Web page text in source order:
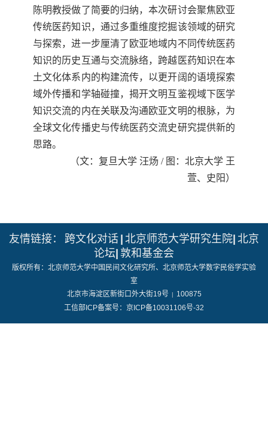
陈明教授做了简要的归纳，本次研讨会聚焦欧亚
传统医药知识，通过多重维度挖掘该领域的研究
与探索，进一步厘清了欧亚地域内不同传统医药
知识的历史互通与交流脉络，跨越医药知识在本
土文化体系内的构建流传，以更开阔的语境探索
域外传播和学轴碰撞，揭开文明互鉴视域下医学
知识交流的内在关联及沟通欧亚文明的根脉，为
全球文化传播史与传统医药交流史研究提供新的
思路。
（文：复旦大学 汪炀 / 图：北京大学 王
萱、史阳）
友情链接： 跨文化对话 | 北京师范大学研究生院| 北京
论坛| 敦和基金会
版权所有：北京师范大学中国民间文化研究所、北京师范大学数字民俗学实验
室
北京市海淀区新街口外大街19号 |
100875
工信部ICP备案号：京ICP备10031106号-32